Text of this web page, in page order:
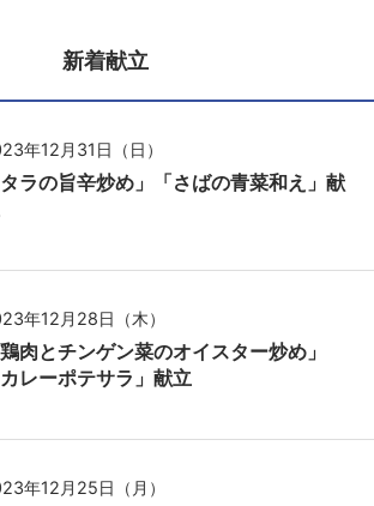
新着献立
年12月31日（日）
タラの旨辛炒め」「さばの青菜和え」献
年12月28日（木）
鶏肉とチンゲン菜のオイスター炒め」
カレーポテサラ」献立
年12月25日（月）